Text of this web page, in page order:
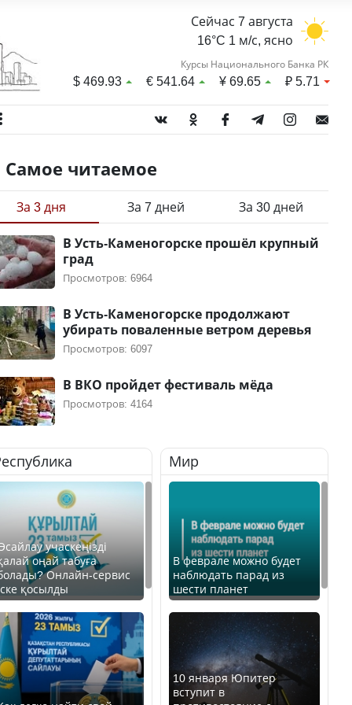
Сейчас 7 августа
16°C 1 м/с, ясно
Курсы Национального Банка РК
$469.93 €541.64 ¥69.65 ₽5.71
Самое читаемое
За 3 дня За 7 дней За 30 дней
В Усть-Каменогорске прошёл крупный
град
Просмотров: 6964
В Усть-Каменогорске продолжают
убирать поваленные ветром деревья
Просмотров: 6097
В ВКО пройдет фестиваль мёда
Просмотров: 4164
учаскеңізді
оңай табуға
Онлайн-сервис
қосылды
Мир
В феврале можно будет
наблюдать парад из
шести планет
10 января Юпитер
вступит в